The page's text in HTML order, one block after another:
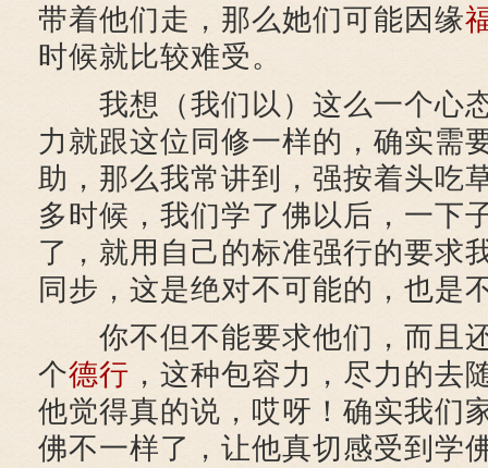
带着他们走，那么她们可能因缘
时候就比较难受。
我想（我们以）这么一个心
力就跟这位同修一样的，确实需
助，那么我常讲到，强按着头吃
多时候，我们学了佛以后，一下
了，就用自己的标准强行的要求
同步，这是绝对不可能的，也是
你不但不能要求他们，而且
个德行 ，这种包容力，尽力的去
他觉得真的说，哎呀！确实我们
佛不一样了，让他真切感受到学